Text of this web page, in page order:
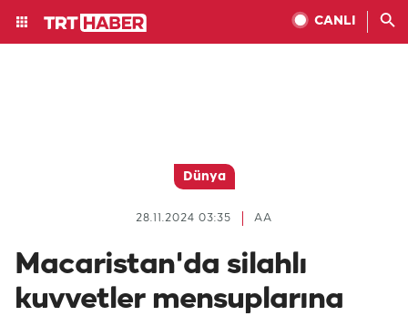
CANLI
Dünya
AA
28.11.2024 03:35
Macaristan'da silahlı
kuvvetler mensuplarına